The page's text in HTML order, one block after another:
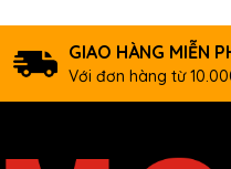
GIAO HÀNG MIỄN
Với đơn hàng từ